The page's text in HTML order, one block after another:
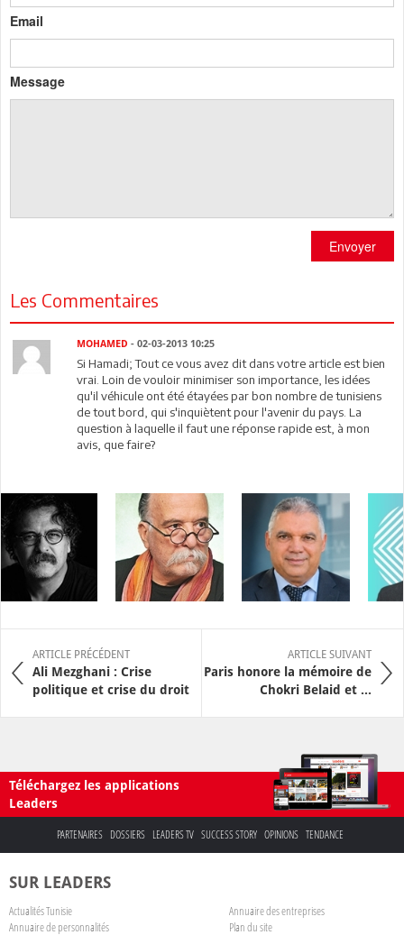
Email
Message
Envoyer
Les Commentaires
MOHAMED - 02-03-2013 10:25
Si Hamadi; Tout ce vous avez dit dans votre article est bien
vrai. Loin de vouloir minimiser son importance, les idées
qu'il véhicule ont été étayées par bon nombre de tunisiens
de tout bord, qui s'inquiètent pour l'avenir du pays. La
question à laquelle il faut une réponse rapide est, à mon
avis, que faire?
ARTICLE PRÉCÉDENT
Ali Mezghani : Crise
politique et crise du droit
ARTICLE SUIVANT
Paris honore la mémoire de
Chokri Belaid et ...
Téléchargez les applications
Leaders
PARTENAIRES DOSSIERS LEADERS TV SUCCESS STORY OPINIONS TENDANCE
SUR LEADERS
Actualités Tunisie
Annuaire des entreprises
Annuaire de personnalités
Plan du site